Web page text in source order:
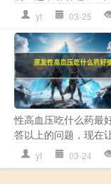
yf 03-25
性高血压吃什么药最
答以上的问题，现在
yf 03-24